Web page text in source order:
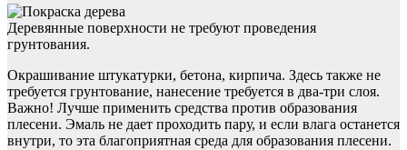
Деревянные поверхности не требуют проведения
грунтования.
Окрашивание штукатурки, бетона, кирпича. Здесь также не
требуется грунтование, нанесение требуется в два-три слоя.
Важно! Лучше применить средства против образования
плесени. Эмаль не дает проходить пару, и если влага останется
внутри, то эта благоприятная среда для образования плесени.